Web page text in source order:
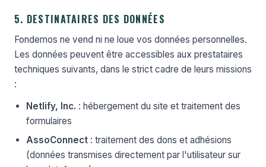
5. DESTINATAIRES DES DONNÉES
Fondemos ne vend ni ne loue vos données personnelles.
Les données peuvent être accessibles aux prestataires
techniques suivants, dans le strict cadre de leurs missions
:
Netlify, Inc. : hébergement du site et traitement des
formulaires
AssoConnect : traitement des dons et adhésions
(données transmises directement par l'utilisateur sur